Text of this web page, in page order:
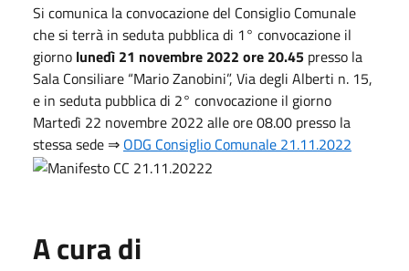
Si comunica la convocazione del Consiglio Comunale
che si terrà in seduta pubblica di 1° convocazione il
giorno lunedì 21 novembre 2022 ore 20.45 presso la
Sala Consiliare “Mario Zanobini”, Via degli Alberti n. 15,
e in seduta pubblica di 2° convocazione il giorno
Martedì 22 novembre 2022 alle ore 08.00 presso la
stessa sede ⇒ ODG Consiglio Comunale 21.11.2022
A cura di